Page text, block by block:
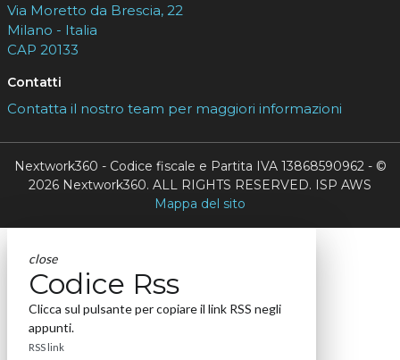
Via Moretto da Brescia, 22
Milano - Italia
CAP 20133
Contatti
Contatta il nostro team per maggiori informazioni
Nextwork360 - Codice fiscale e Partita IVA 13868590962 - ©
2026 Nextwork360. ALL RIGHTS RESERVED. ISP AWS
Mappa del sito
close
Codice Rss
Clicca sul pulsante per copiare il link RSS negli
appunti.
RSS link